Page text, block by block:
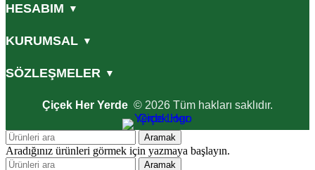
HESABIM ▼
KURUMSAL ▼
SÖZLEŞMELER ▼
Çiçek Her Yerde © 2026 Tüm hakları saklıdır.
Aramak
Aradığınız ürünleri görmek için yazmaya başlayın.
Aramak